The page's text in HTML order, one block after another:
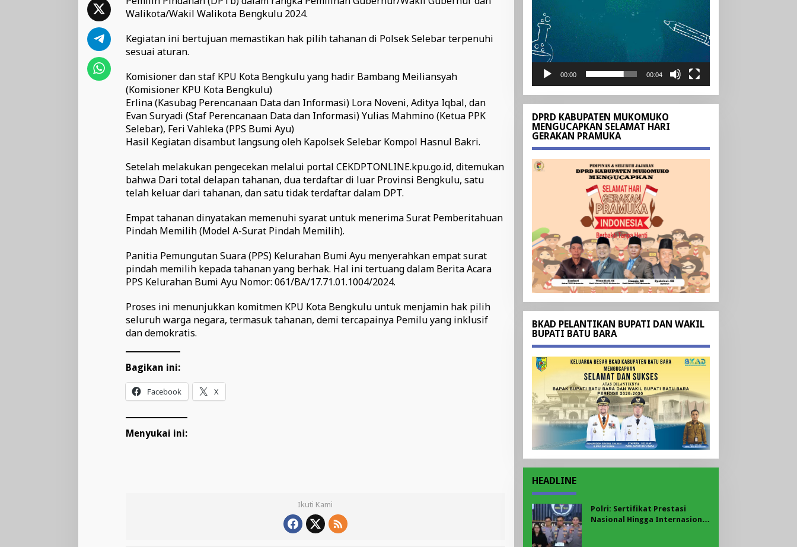
Walikota/Wakil Walikota Bengkulu 2024.
Kegiatan ini bertujuan memastikan hak pilih tahanan di Polsek Selebar terpenuhi
sesuai aturan.
Komisioner dan staf KPU Kota Bengkulu yang hadir Bambang Meiliansyah
(Komisioner KPU Kota Bengkulu)
Erlina (Kasubag Perencanaan Data dan Informasi) Lora Noveni, Aditya Iqbal, dan
Evan Suryadi (Staf Perencanaan Data dan Informasi) Yulias Mahmino (Ketua PPK
Selebar), Feri Vahleka (PPS Bumi Ayu)
Hasil Kegiatan disambut langsung oleh Kapolsek Selebar Kompol Hasnul Bakri.
Setelah melakukan pengecekan melalui portal CEKDPTONLINE.kpu.go.id, ditemukan
bahwa Dari total delapan tahanan, dua terdaftar di luar Provinsi Bengkulu, satu
telah keluar dari tahanan, dan satu tidak terdaftar dalam DPT.
Empat tahanan dinyatakan memenuhi syarat untuk menerima Surat Pemberitahuan
Pindah Memilih (Model A-Surat Pindah Memilih).
Panitia Pemungutan Suara (PPS) Kelurahan Bumi Ayu menyerahkan empat surat
pindah memilih kepada tahanan yang berhak. Hal ini tertuang dalam Berita Acara
PPS Kelurahan Bumi Ayu Nomor: 061/BA/17.71.01.1004/2024.
Proses ini menunjukkan komitmen KPU Kota Bengkulu untuk menjamin hak pilih
seluruh warga negara, termasuk tahanan, demi tercapainya Pemilu yang inklusif
dan demokratis.
Bagikan ini:
Facebook X
Menyukai ini:
Ikuti Kami
00:00 00:04
DPRD KABUPATEN MUKOMUKO
MENGUCAPKAN SELAMAT HARI
GERAKAN PRAMUKA
BKAD PELANTIKAN BUPATI DAN WAKIL
BUPATI BATU BARA
HEADLINE
Polri: Sertifikat Prestasi
Nasional Hingga Internasional